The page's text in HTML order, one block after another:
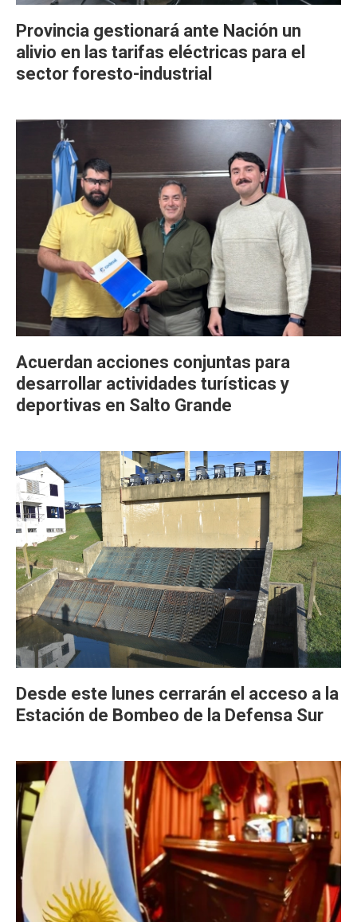
Provincia gestionará ante Nación un
alivio en las tarifas eléctricas para el
sector foresto-industrial
Acuerdan acciones conjuntas para
desarrollar actividades turísticas y
deportivas en Salto Grande
Desde este lunes cerrarán el acceso a la
Estación de Bombeo de la Defensa Sur